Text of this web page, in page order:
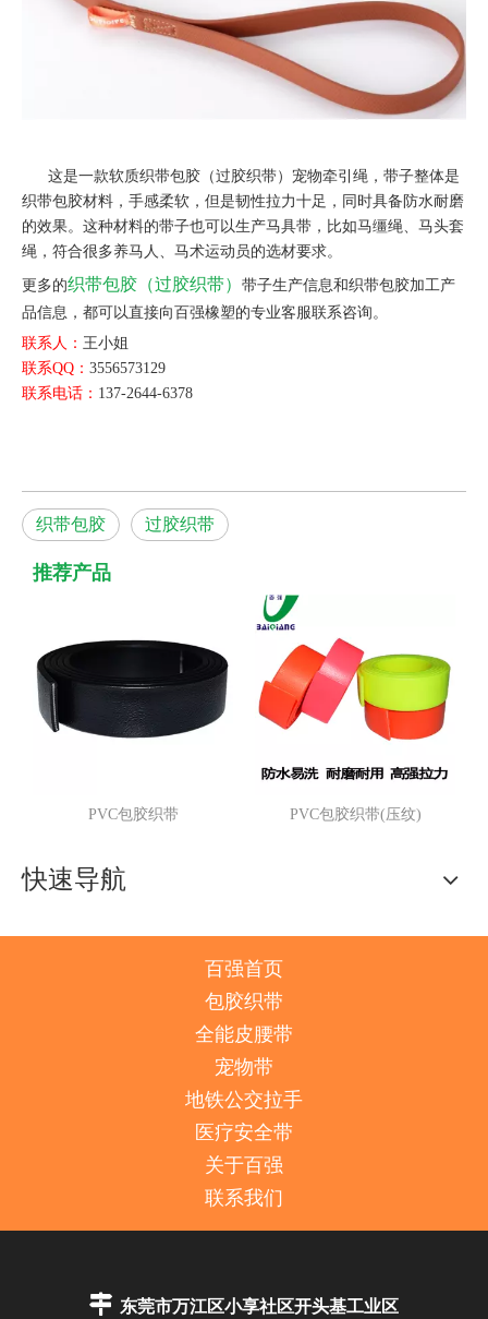
这是一款软质织带包胶（过胶织带）宠物牵引绳，带子整体是
织带包胶材料，手感柔软，但是韧性拉力十足，同时具备防水耐磨
的效果。这种材料的带子也可以生产马具带，比如马缰绳、马头套
绳，符合很多养马人、马术运动员的选材要求。
更多的织带包胶（过胶织带） 带子生产信息和织带包胶加工产
品信息，都可以直接向百强橡塑的专业客服联系咨询。
联系人： 王小姐
联系QQ： 3556573129
联系电话： 137-2644-6378
织带包胶 过胶织带
推荐产品
PVC包胶织带 PVC包胶织带(压纹)
快速导航
百强首页
包胶织带
全能皮腰带
宠物带
地铁公交拉手
医疗安全带
关于百强
联系我们
 东莞市万江区小享社区开头基工业区